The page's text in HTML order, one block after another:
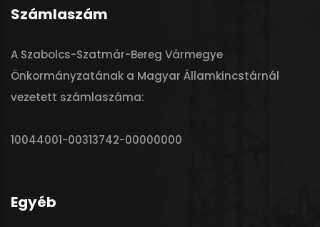
Számlaszám
A Szabolcs-Szatmár-Bereg Vármegye
Önkormányzatának a Magyar Államkincstárnál
vezetett számlaszáma:
10044001-00313742-00000000
Egyéb